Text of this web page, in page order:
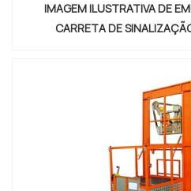
IMAGEM ILUSTRATIVA DE
CARRETA DE